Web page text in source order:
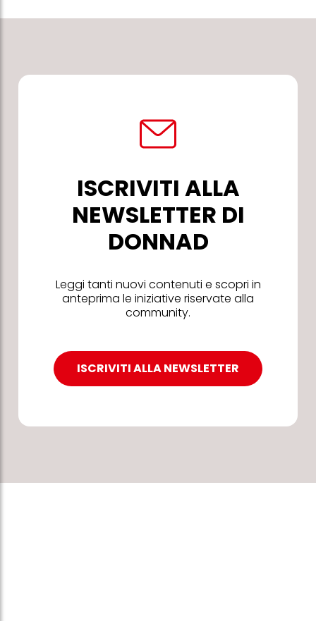
ISCRIVITI ALLA
NEWSLETTER DI
DONNAD
Leggi tanti nuovi contenuti e scopri in
anteprima le iniziative riservate alla
community.
ISCRIVITI ALLA NEWSLETTER